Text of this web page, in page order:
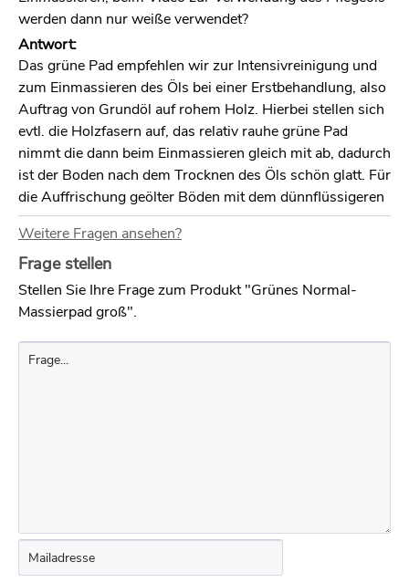
werden dann nur weiße verwendet?
Antwort:
Das grüne Pad empfehlen wir zur Intensivreinigung und
zum Einmassieren des Öls bei einer Erstbehandlung, also
Auftrag von Grundöl auf rohem Holz. Hierbei stellen sich
evtl. die Holzfasern auf, das relativ rauhe grüne Pad
nimmt die dann beim Einmassieren gleich mit ab, dadurch
ist der Boden nach dem Trocknen des Öls schön glatt. Für
die Auffrischung geölter Böden mit dem dünnflüssigeren
Pflegeöl eignen sich die weichen weißen Pads besser.
Weitere Fragen ansehen?
Frage stellen
Stellen Sie Ihre Frage zum Produkt "Grünes Normal-
Massierpad groß".